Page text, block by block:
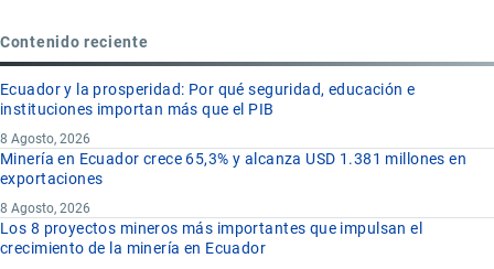
Contenido reciente
Ecuador y la prosperidad: Por qué seguridad, educación e
instituciones importan más que el PIB
8 Agosto, 2026
Minería en Ecuador crece 65,3% y alcanza USD 1.381 millones en
exportaciones
8 Agosto, 2026
Los 8 proyectos mineros más importantes que impulsan el
crecimiento de la minería en Ecuador